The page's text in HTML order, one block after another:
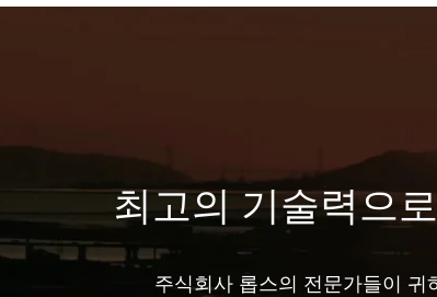
최고의 기술력으
주식회사 롭스의 전문가들이